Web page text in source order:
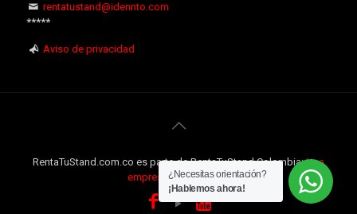
rentatustand@idennto.com
*****
Aviso de privacidad
RentaTuStand.com.co es parte de RentaTuStand Colombia:Una
empresa Internacional
¿Necesitas orientación?
¡Hablemos ahora!